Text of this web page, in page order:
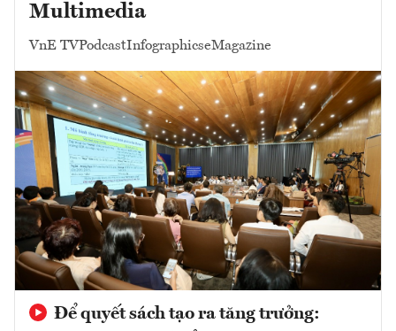
Multimedia
VnE TVPodcastInfographicseMagazine
Để quyết sách tạo ra tăng trưởng: